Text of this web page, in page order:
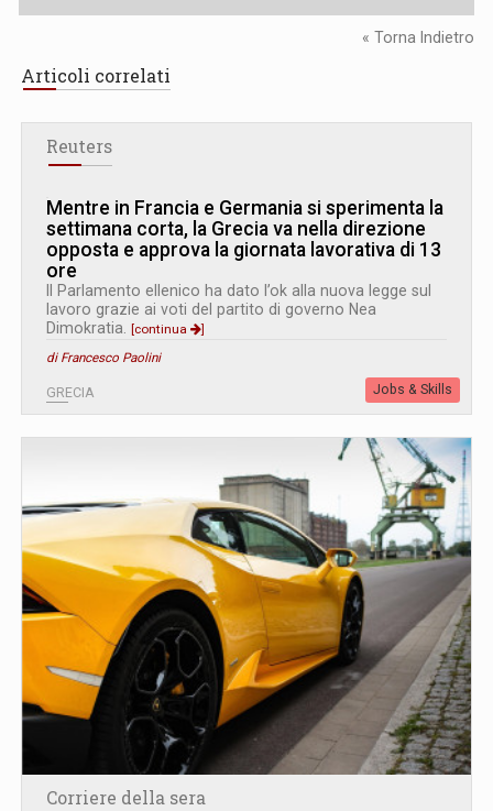
« Torna Indietro
Articoli correlati
Reuters
Mentre in Francia e Germania si sperimenta la
settimana corta, la Grecia va nella direzione
opposta e approva la giornata lavorativa di 13
ore
Il Parlamento ellenico ha dato l’ok alla nuova legge sul
lavoro grazie ai voti del partito di governo Nea
Dimokratia.
[continua
]
di Francesco Paolini
GRECIA Jobs & Skills
Corriere della sera